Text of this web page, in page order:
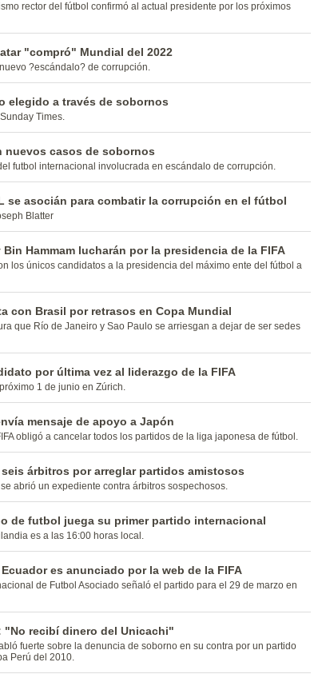
rector del fútbol confirmó al actual presidente por los próximos
"compró" Mundial del 2022
?escándalo? de corrupción.
elegido a través de sobornos
Times.
nuevos casos de sobornos
futbol internacional involucrada en escándalo de corrupción.
se asocián para combatir la corrupción en el fútbol
Blatter
Hammam lucharán por la presidencia de la FIFA
los únicos candidatos a la presidencia del máximo ente del fútbol a
con Brasil por retrasos en Copa Mundial
que Río de Janeiro y Sao Paulo se arriesgan a dejar de ser sedes
por última vez al liderazgo de la FIFA
1 de junio en Zúrich.
mensaje de apoyo a Japón
obligó a cancelar todos los partidos de la liga japonesa de fútbol.
seis árbitros por arreglar partidos amistosos
abrió un expediente contra árbitros sospechosos.
de futbol juega su primer partido internacional
es a las 16:00 horas local.
es anunciado por la web de la FIFA
de Futbol Asociado señaló el partido para el 29 de marzo en
"No recibí dinero del Unicachi"
fuerte sobre la denuncia de soborno en su contra por un partido
Perú del 2010.